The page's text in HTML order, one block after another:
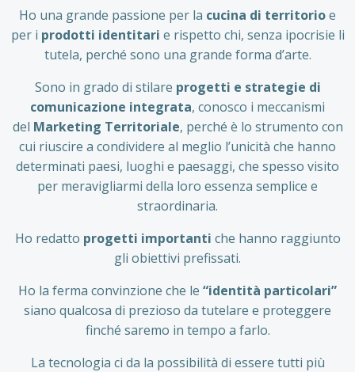
Ho una grande passione per la cucina di territorioe
per i prodotti identitari e rispetto chi, senza ipocrisie li
tutela, perché sono una grande forma d’arte.
Sono in grado di stilare progetti e strategie di
comunicazione integrata, conosco i meccanismi
del Marketing Territoriale, perché è lo strumento con
cui riuscire a condividere al meglio l’unicità che hanno
determinati paesi, luoghi e paesaggi, che spesso visito
per meravigliarmi della loro essenza semplice e
straordinaria.
Ho redatto progetti importanti che hanno raggiunto
gli obiettivi prefissati.
Ho la ferma convinzione che le “identità particolari”
siano qualcosa di prezioso da tutelare e proteggere
finché saremo in tempo a farlo.
La tecnologia ci da la possibilità di essere tutti più